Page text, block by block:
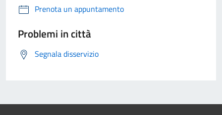
Prenota un appuntamento
Problemi in città
Segnala disservizio